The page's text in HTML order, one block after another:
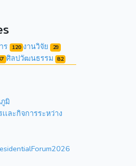
ร 120 งานวิจัย 29
ศิลปวัฒนธรรม 82
มิ
เละกิจการระหว่าง